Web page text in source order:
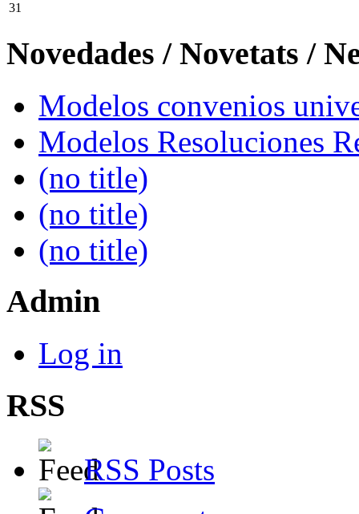
31
Novedades / Novetats /
Modelos convenios
Modelos Resoluciones
(no title)
(no title)
(no title)
Admin
Log in
RSS
RSS Posts